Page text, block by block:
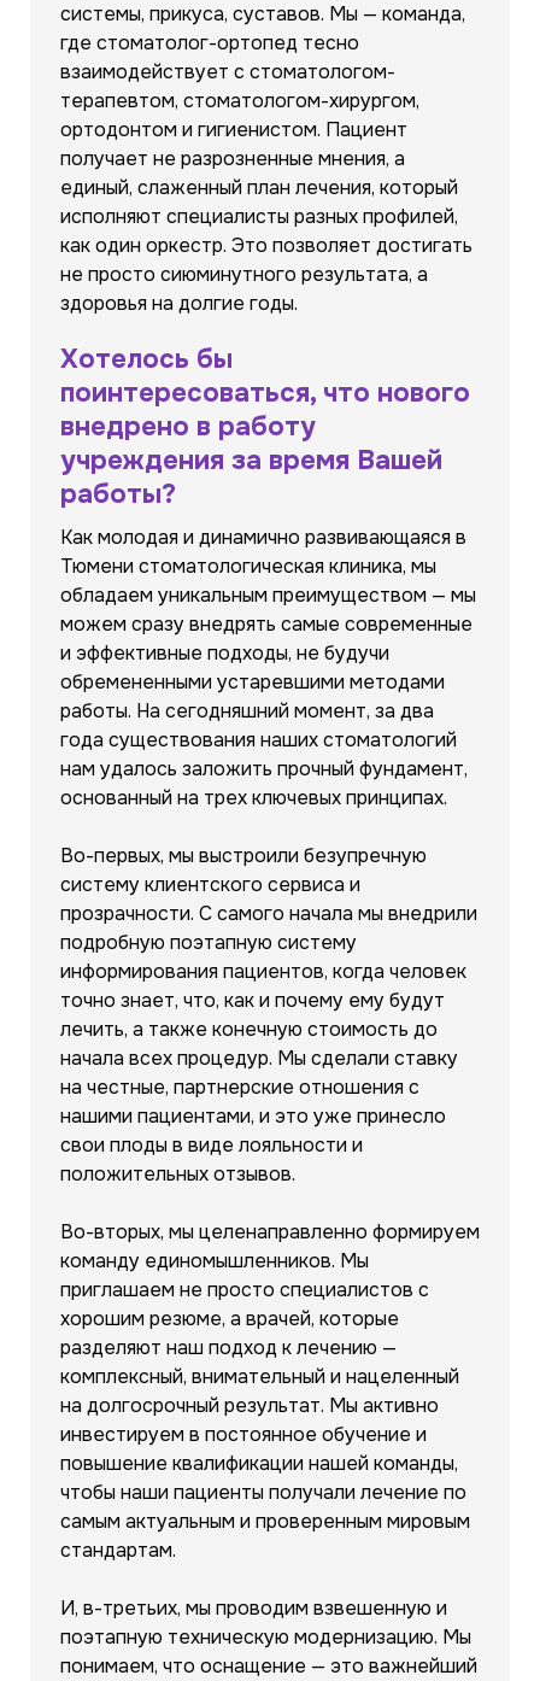
системы, прикуса, суставов. Мы — команда,
где стоматолог-ортопед тесно
взаимодействует с стоматологом-
терапевтом, стоматологом-хирургом,
ортодонтом и гигиенистом. Пациент
получает не разрозненные мнения, а
единый, слаженный план лечения, который
исполняют специалисты разных профилей,
как один оркестр. Это позволяет достигать
не просто сиюминутного результата, а
здоровья на долгие годы.
Хотелось бы
поинтересоваться, что нового
внедрено в работу
учреждения за время Вашей
работы?
Как молодая и динамично развивающаяся в
Тюмени стоматологическая клиника, мы
обладаем уникальным преимуществом — мы
можем сразу внедрять самые современные
и эффективные подходы, не будучи
обремененными устаревшими методами
работы. На сегодняшний момент, за два
года существования наших стоматологий
нам удалось заложить прочный фундамент,
основанный на трех ключевых принципах.
Во-первых, мы выстроили безупречную
систему клиентского сервиса и
прозрачности. С самого начала мы внедрили
подробную поэтапную систему
информирования пациентов, когда человек
точно знает, что, как и почему ему будут
лечить, а также конечную стоимость до
начала всех процедур. Мы сделали ставку
на честные, партнерские отношения с
нашими пациентами, и это уже принесло
свои плоды в виде лояльности и
положительных отзывов.
Во-вторых, мы целенаправленно формируем
команду единомышленников. Мы
приглашаем не просто специалистов с
хорошим резюме, а врачей, которые
разделяют наш подход к лечению —
комплексный, внимательный и нацеленный
на долгосрочный результат. Мы активно
инвестируем в постоянное обучение и
повышение квалификации нашей команды,
чтобы наши пациенты получали лечение по
самым актуальным и проверенным мировым
стандартам.
И, в-третьих, мы проводим взвешенную и
поэтапную техническую модернизацию. Мы
понимаем, что оснащение — это важнейший